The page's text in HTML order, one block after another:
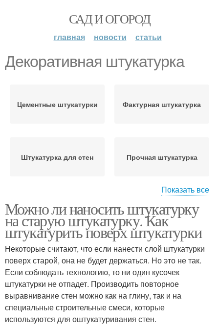
САД И ОГОРОД
главная новости статьи
Декоративная штукатурка
Цементные штукатурки Фактурная штукатурка
Штукатурка для стен Прочная штукатурка
зависимости
Старая штукатурка
Новая штукатурка
Показать все
Можно ли наносить штукатурку
на старую штукатурку. Как
штукатурить поверх штукатурки
Некоторые считают, что если нанести слой штукатурки
поверх старой, она не будет держаться. Но это не так.
Если соблюдать технологию, то ни один кусочек
штукатурки не отпадет. Производить повторное
выравнивание стен можно как на глину, так и на
специальные строительные смеси, которые
используются для оштукатуривания стен.